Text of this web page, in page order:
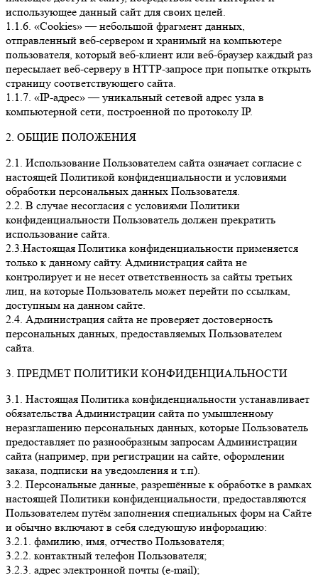
использующее данный сайт для своих целей.
1.1.6. «Cookies» — небольшой фрагмент данных,
отправленный веб-сервером и хранимый на компьютере
пользователя, который веб-клиент или веб-браузер каждый раз
пересылает веб-серверу в HTTP-запросе при попытке открыть
страницу соответствующего сайта.
1.1.7. «IP-адрес» — уникальный сетевой адрес узла в
компьютерной сети, построенной по протоколу IP.
2. ОБЩИЕ ПОЛОЖЕНИЯ
2.1. Использование Пользователем сайта означает согласие с
настоящей Политикой конфиденциальности и условиями
обработки персональных данных Пользователя.
2.2. В случае несогласия с условиями Политики
конфиденциальности Пользователь должен прекратить
использование сайта.
2.3.Настоящая Политика конфиденциальности применяется
только к данному сайту. Администрация сайта не
контролирует и не несет ответственность за сайты третьих
лиц, на которые Пользователь может перейти по ссылкам,
доступным на данном сайте.
2.4. Администрация сайта не проверяет достоверность
персональных данных, предоставляемых Пользователем
сайта.
3. ПРЕДМЕТ ПОЛИТИКИ КОНФИДЕНЦИАЛЬНОСТИ
3.1. Настоящая Политика конфиденциальности устанавливает
обязательства Администрации сайта по умышленному
неразглашению персональных данных, которые Пользователь
предоставляет по разнообразным запросам Администрации
сайта (например, при регистрации на сайте, оформлении
заказа, подписки на уведомления и т.п).
3.2. Персональные данные, разрешённые к обработке в рамках
настоящей Политики конфиденциальности, предоставляются
Пользователем путём заполнения специальных форм на Сайте
и обычно включают в себя следующую информацию:
3.2.1. фамилию, имя, отчество Пользователя;
3.2.2. контактный телефон Пользователя;
3.2.3. адрес электронной почты (e-mail);